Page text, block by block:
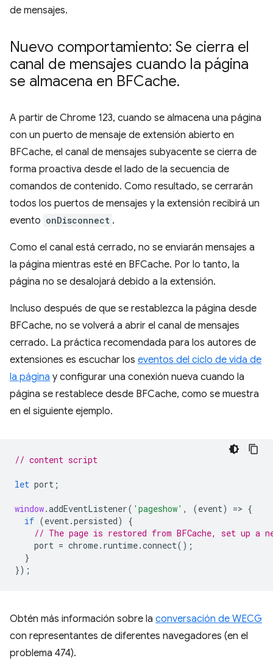
de mensajes.
Nuevo comportamiento: Se cierra el
canal de mensajes cuando la página
se almacena en BFCache.
A partir de Chrome 123, cuando se almacena una página
con un puerto de mensaje de extensión abierto en
BFCache, el canal de mensajes subyacente se cierra de
forma proactiva desde el lado de la secuencia de
comandos de contenido. Como resultado, se cerrarán
todos los puertos de mensajes y la extensión recibirá un
evento onDisconnect .
Como el canal está cerrado, no se enviarán mensajes a
la página mientras esté en BFCache. Por lo tanto, la
página no se desalojará debido a la extensión.
Incluso después de que se restablezca la página desde
BFCache, no se volverá a abrir el canal de mensajes
cerrado. La práctica recomendada para los autores de
extensiones es escuchar los eventos del ciclo de vida de
la página y configurar una conexión nueva cuando la
página se restablece desde BFCache, como se muestra
en el siguiente ejemplo.
// content script
let port ;
window.addEventListener( 'pageshow' , (event) => {
if (event.persisted)
{
// The page is restored from BFCache, set up a
port = chrome. runtime.connect();
}
});
Obtén más información sobre la conversación de WECG
con representantes de diferentes navegadores (en el
problema 474).